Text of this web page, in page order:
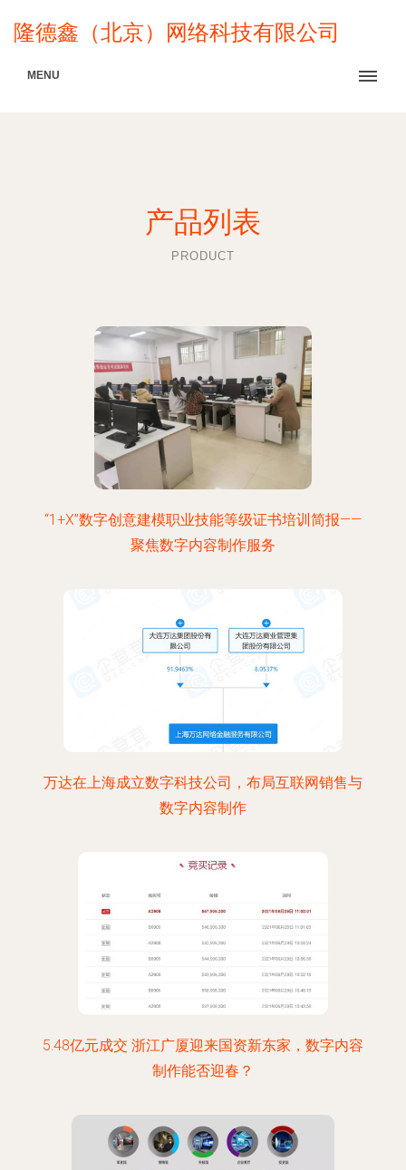
隆德鑫（北京）网络科技有限公司
MENU
产品列表
PRODUCT
“1+X”数字创意建模职业技能等级证书培训简报——
聚焦数字内容制作服务
万达在上海成立数字科技公司，布局互联网销售与
数字内容制作
5.48亿元成交 浙江广厦迎来国资新东家，数字内容
制作能否迎春？